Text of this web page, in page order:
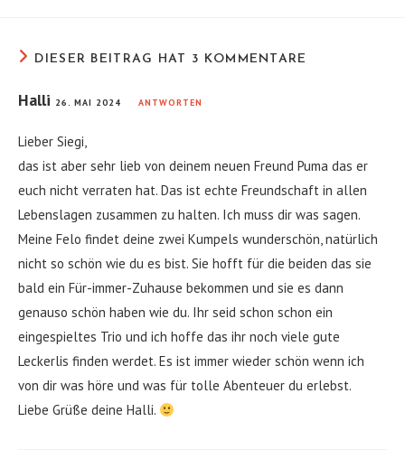
DIESER BEITRAG HAT 3 KOMMENTARE
Halli 26. MAI 2024 ANTWORTEN
Lieber Siegi,
das ist aber sehr lieb von deinem neuen Freund Puma das er
euch nicht verraten hat. Das ist echte Freundschaft in allen
Lebenslagen zusammen zu halten. Ich muss dir was sagen.
Meine Felo findet deine zwei Kumpels wunderschön, natürlich
nicht so schön wie du es bist. Sie hofft für die beiden das sie
bald ein Für-immer-Zuhause bekommen und sie es dann
genauso schön haben wie du. Ihr seid schon schon ein
eingespieltes Trio und ich hoffe das ihr noch viele gute
Leckerlis finden werdet. Es ist immer wieder schön wenn ich
von dir was höre und was für tolle Abenteuer du erlebst.
Liebe Grüße deine Halli.